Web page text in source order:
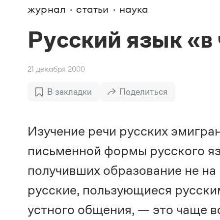
Все
Большой универсальный словарь русского языка
Современный словарь иностранных слов
Словарь антонимов
Словарь русских имён
Словарь собственных имён
Словарь трудностей русского языка
журнал статьи наука
Русский язык
21 декабря 2000
В закладки Поделиться
Изучение речи русских
письменной формы русского
получивших образование не
русские, пользующиеся
устного общения, — это чаще